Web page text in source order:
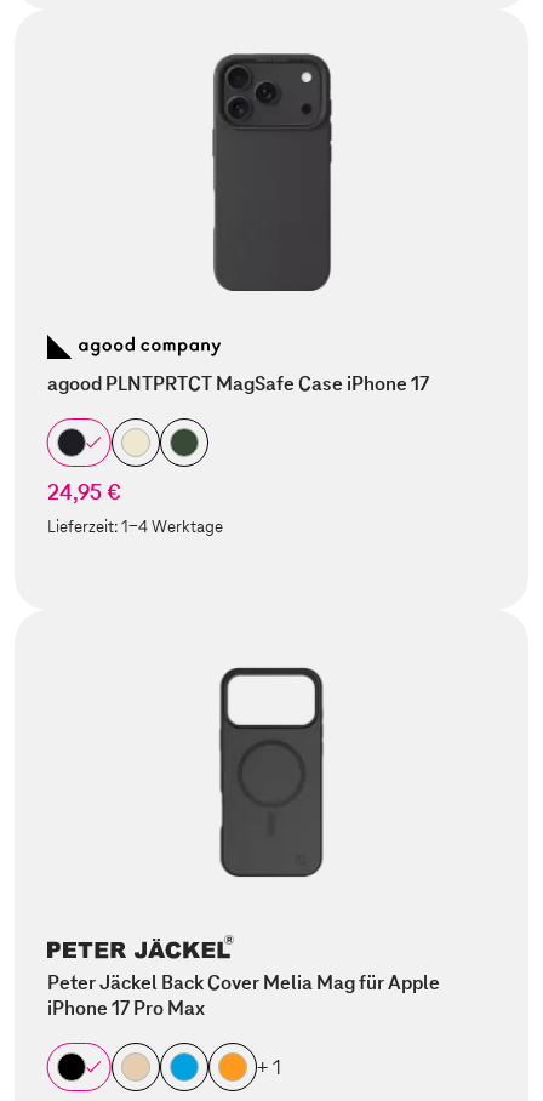
agood PLNTPRTCT MagSafe Case iPhone 17
24,95 €
Lieferzeit:1-4 Werktage
Peter Jäckel Back Cover Melia Mag für Apple
iPhone 17 Pro Max
+ 1